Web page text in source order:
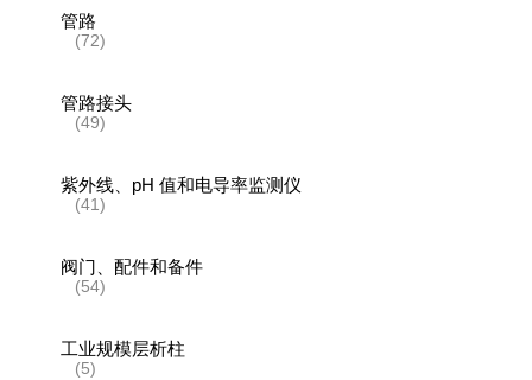
管路
(72)
管路接头
(49)
紫外线、pH 值和电导率监测仪
(41)
阀门、配件和备件
(54)
工业规模层析柱
(5)